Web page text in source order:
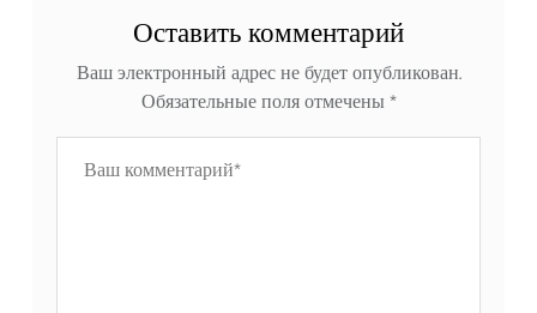
Оставить комментарий
Ваш электронный адрес не будет опубликован.
Обязательные поля отмечены*